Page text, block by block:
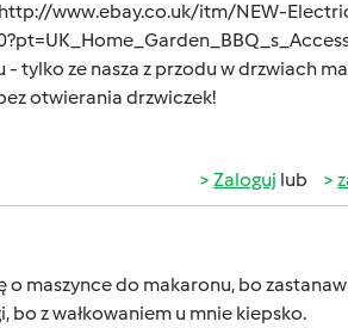
http://www.ebay.co.uk/itm/NEW-
tylko ze nasza z przodu w drzwiach
otwierania drzwiczek!
Zaloguj lub
maszynce do makaronu, bo
z wałkowaniem u mnie kiepsko.